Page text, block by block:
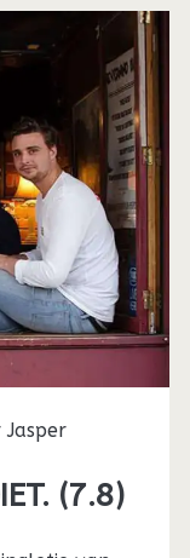
Jasper
(7.8)